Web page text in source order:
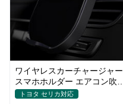
ワイヤレスカーチャージャー
スマホホルダー エアコン吹き
出し口/ 貼り付け
トヨタ セリカ対応